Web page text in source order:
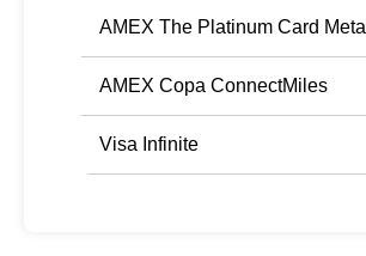
AMEX The Platinum Card Metal
AMEX Copa ConnectMiles
Visa Infinite